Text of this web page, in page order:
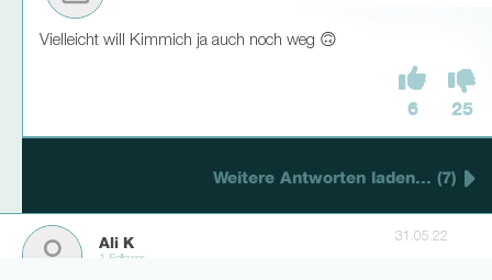
Vielleicht will Kimmich ja auch noch weg 🙃
6 25
Weitere Antworten laden... (7)
Ali K
1 Follower
31.05.22